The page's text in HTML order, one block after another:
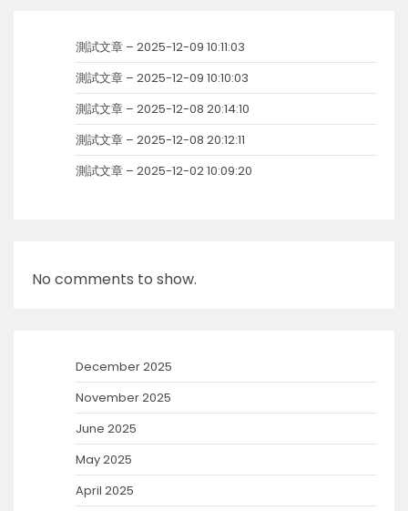
測試文章 – 2025-12-09 10:11:03
測試文章 – 2025-12-09 10:10:03
測試文章 – 2025-12-08 20:14:10
測試文章 – 2025-12-08 20:12:11
測試文章 – 2025-12-02 10:09:20
No comments to show.
December 2025
November 2025
June 2025
May 2025
April 2025